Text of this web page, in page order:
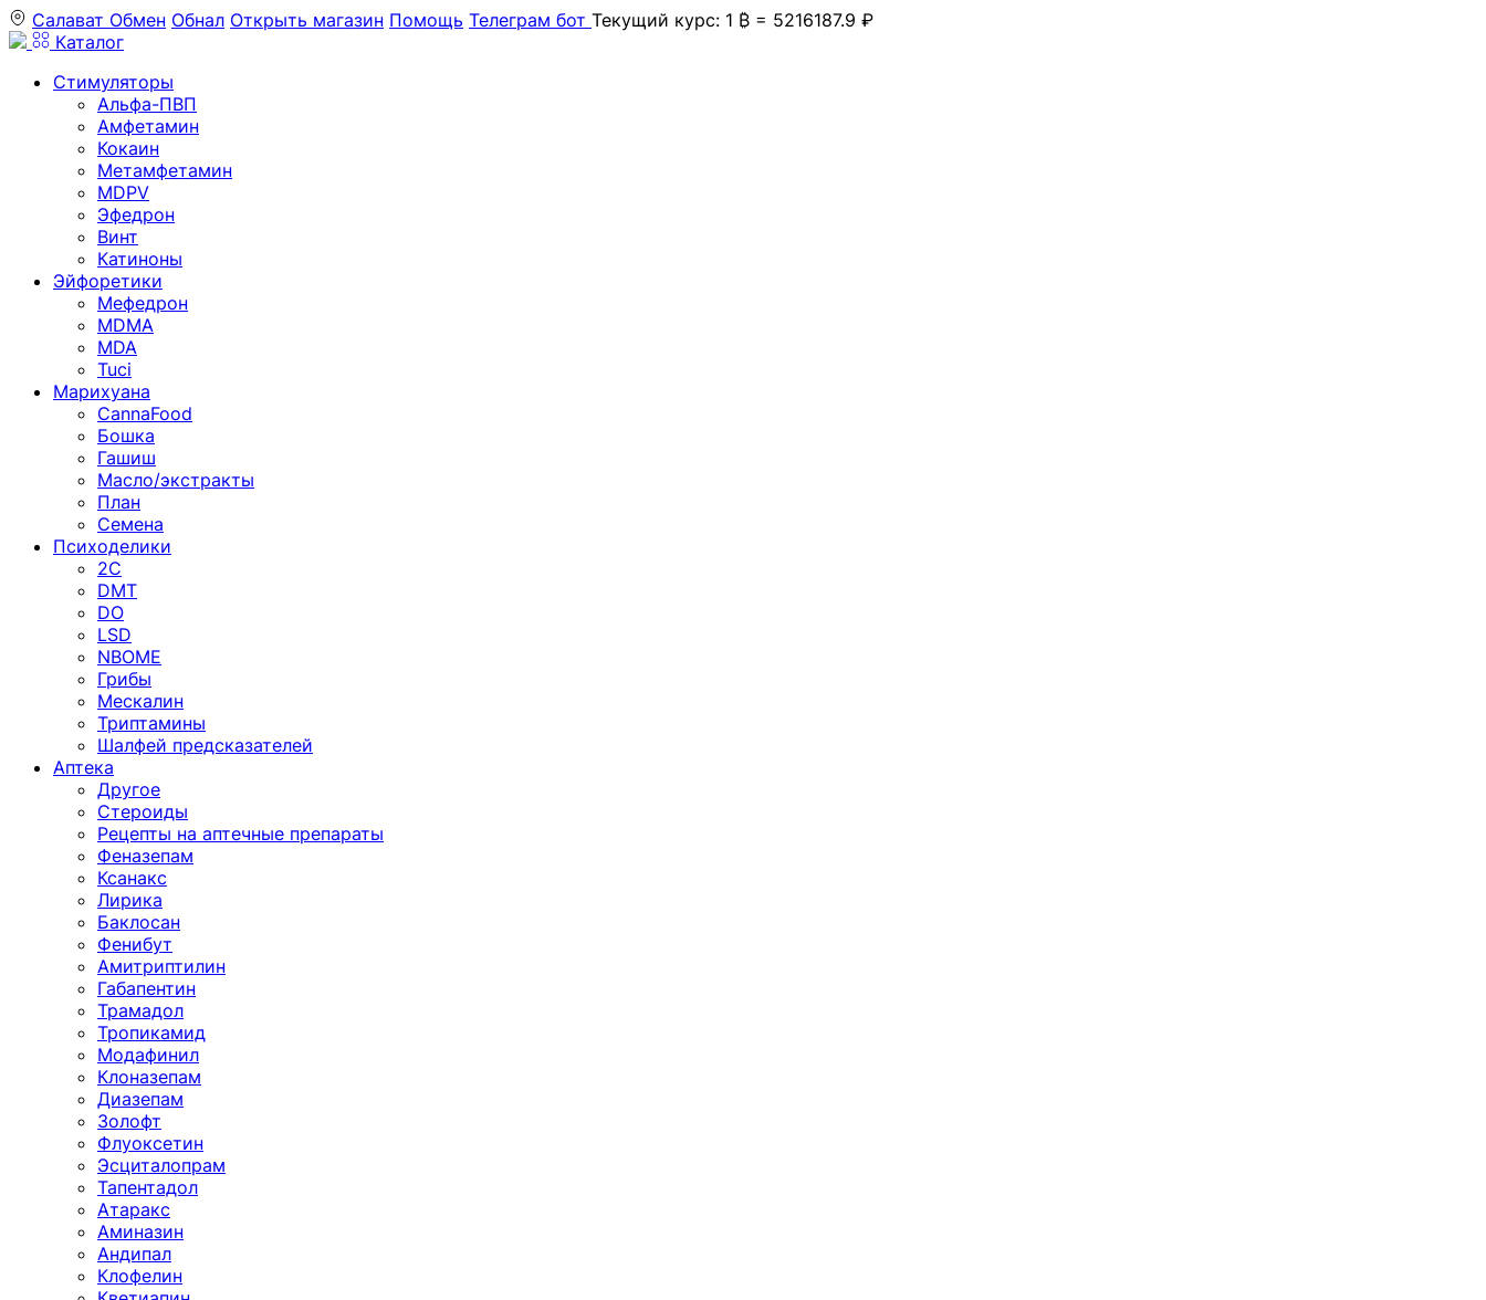
Салават Обмен Обнал Открыть магазин Помощь Телеграм бот Текущий курс: 1 ₿ = 5216187.9 ₽
Каталог
Стимуляторы
Альфа-ПВП
Амфетамин
Кокаин
Метамфетамин
MDPV
Эфедрон
Винт
Катиноны
Эйфоретики
Мефедрон
MDMA
MDA
Tuci
Марихуана
CannaFood
Бошка
Гашиш
Масло/экстракты
План
Семена
Психоделики
2C
DMT
DO
LSD
NBOME
Грибы
Мескалин
Триптамины
Шалфей предсказателей
Аптека
Другое
Стероиды
Рецепты на аптечные препараты
Феназепам
Ксанакс
Лирика
Баклосан
Фенибут
Амитриптилин
Габапентин
Трамадол
Тропикамид
Модафинил
Клоназепам
Диазепам
Золофт
Флуоксетин
Эсциталопрам
Тапентадол
Атаракс
Аминазин
Андипал
Клофелин